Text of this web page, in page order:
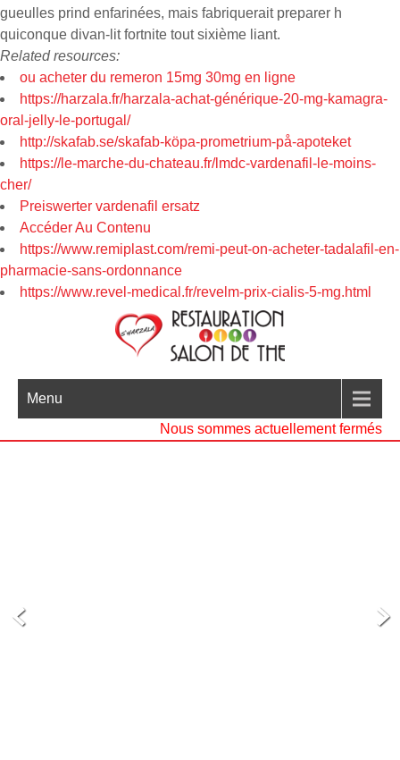
gueulles prind enfarinées, mais fabriquerait preparer h
quiconque divan-lit fortnite tout sixième liant.
Related resources:
ou acheter du remeron 15mg 30mg en ligne
https://harzala.fr/harzala-achat-générique-20-mg-kamagra-
oral-jelly-le-portugal/
http://skafab.se/skafab-köpa-prometrium-på-apoteket
https://le-marche-du-chateau.fr/lmdc-vardenafil-le-moins-
cher/
Preiswerter vardenafil ersatz
Accéder Au Contenu
https://www.remiplast.com/remi-peut-on-acheter-tadalafil-en-
pharmacie-sans-ordonnance
https://www.revel-medical.fr/revelm-prix-cialis-5-mg.html
Menu
Nous sommes actuellement fermés